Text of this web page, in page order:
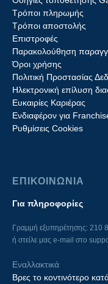
Τρόποι πληρωμής
Τρόποι αποστολής
Επιστροφές
Παρακολούθηση
Όροι χρήσης
Πολιτική Προστασίας
Ηλεκτρονική επίλυση
Ευκαιρίες Καριέρας
Ενδιαφέρον για
Ρυθμίσεις Cookies
ΕΠΙΚΟΙΝΩΝΙΑ
Για πληροφορίες
Γραμμή εξυπηρέτησης: 210
ή στείλε μας e-mail στο
Εναλλακτικά
Βρες το κοντινότερο